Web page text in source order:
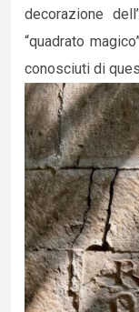
decorazione
“quadrato
conosciuti di